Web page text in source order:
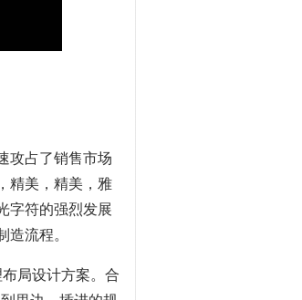
攻占了销售市场
精美，精美，雅
字符的强烈发展
流程。
局设计方案。合